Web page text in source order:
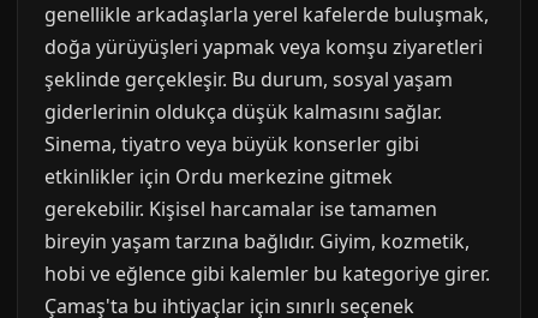
genellikle arkadaşlarla yerel kafelerde buluşmak,
doğa yürüyüşleri yapmak veya komşu ziyaretleri
şeklinde gerçekleşir. Bu durum, sosyal yaşam
giderlerinin oldukça düşük kalmasını sağlar.
Sinema, tiyatro veya büyük konserler gibi
etkinlikler için Ordu merkezine gitmek
gerekebilir. Kişisel harcamalar ise tamamen
bireyin yaşam tarzına bağlıdır. Giyim, kozmetik,
hobi ve eğlence gibi kalemler bu kategoriye girer.
Çamaş'ta bu ihtiyaçlar için sınırlı seçenek